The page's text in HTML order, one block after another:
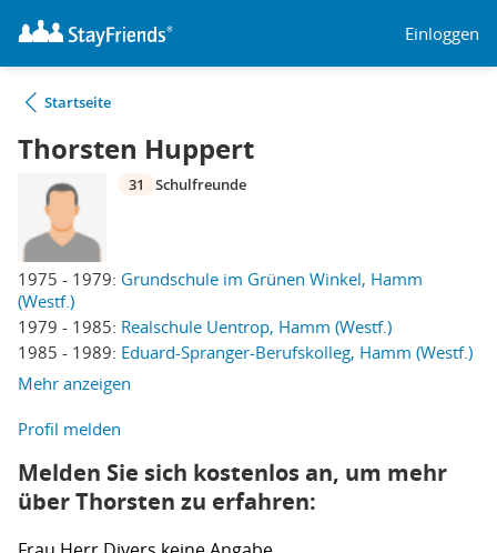
Einloggen
Startseite
Thorsten Huppert
1975 - 1979: Grundschule im Grünen Winkel, Hamm
(Westf.)
1979 - 1985: Realschule Uentrop, Hamm (Westf.)
1985 - 1989: Eduard-Spranger-Berufskolleg, Hamm (Westf.)
Mehr anzeigen
31 Schulfreunde
Profil melden
Melden Sie sich kostenlos an, um mehr
über Thorsten zu erfahren: